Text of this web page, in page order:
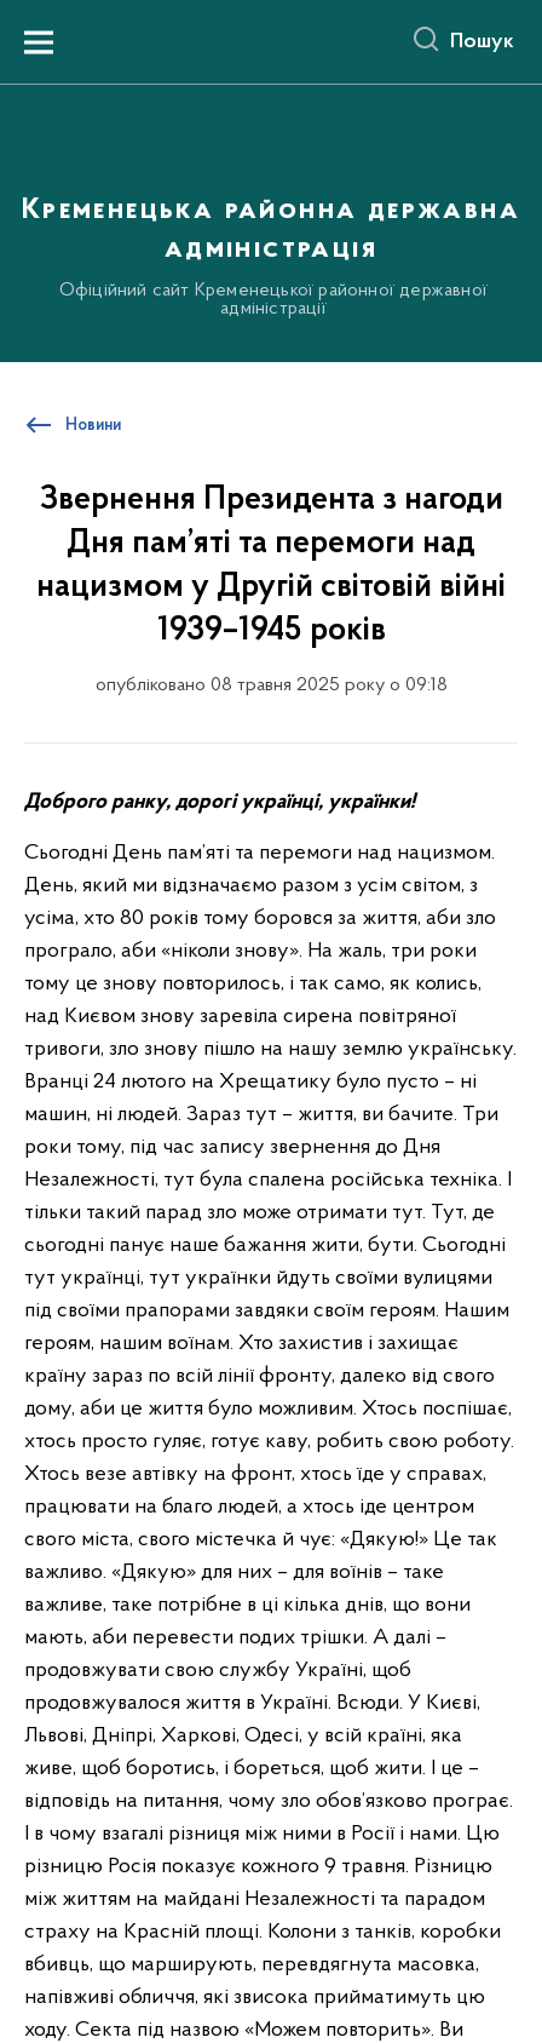
вмістуMenu Пошук
Кременецька районна державна
адміністрація
Офіційний сайт Кременецької районної державної
адміністрації
Новини
Звернення Президента з нагоди
Дня пам’яті та перемоги над
нацизмом у Другій світовій війні
1939–1945 років
опубліковано 08 травня 2025 року о 09:18
Доброго ранку, дорогі українці, українки!
Сьогодні День пам’яті та перемоги над нацизмом.
День, який ми відзначаємо разом з усім світом, з
усіма, хто 80 років тому боровся за життя, аби зло
програло, аби «ніколи знову». На жаль, три роки
тому це знову повторилось, і так само, як колись,
над Києвом знову заревіла сирена повітряної
тривоги, зло знову пішло на нашу землю українську.
Вранці 24 лютого на Хрещатику було пусто – ні
машин, ні людей. Зараз тут – життя, ви бачите. Три
роки тому, під час запису звернення до Дня
Незалежності, тут була спалена російська техніка. І
тільки такий парад зло може отримати тут. Тут, де
сьогодні панує наше бажання жити, бути. Сьогодні
тут українці, тут українки йдуть своїми вулицями
під своїми прапорами завдяки своїм героям. Нашим
героям, нашим воїнам. Хто захистив і захищає
країну зараз по всій лінії фронту, далеко від свого
дому, аби це життя було можливим. Хтось поспішає,
хтось просто гуляє, готує каву, робить свою роботу.
Хтось везе автівку на фронт, хтось їде у справах,
працювати на благо людей, а хтось іде центром
свого міста, свого містечка й чує: «Дякую!» Це так
важливо. «Дякую» для них – для воїнів – таке
важливе, таке потрібне в ці кілька днів, що вони
мають, аби перевести подих трішки. А далі –
продовжувати свою службу Україні, щоб
продовжувалося життя в Україні. Всюди. У Києві,
Львові, Дніпрі, Харкові, Одесі, у всій країні, яка
живе, щоб боротись, і бореться, щоб жити. І це –
відповідь на питання, чому зло обов’язково програє.
І в чому взагалі різниця між ними в Росії і нами. Цю
різницю Росія показує кожного 9 травня. Різницю
між життям на майдані Незалежності та парадом
страху на Красній площі. Колони з танків, коробки
вбивць, що марширують, перевдягнута масовка,
напівживі обличчя, які звисока прийматимуть цю
ходу. Секта під назвою «Можем повторить». Ви